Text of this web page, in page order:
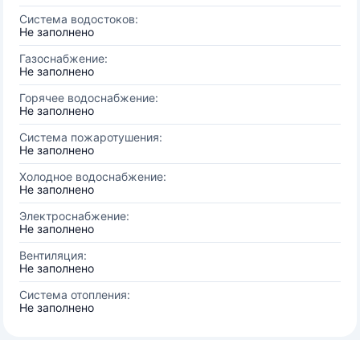
Система водостоков:
Не заполнено
Газоснабжение:
Не заполнено
Горячее водоснабжение:
Не заполнено
Система пожаротушения:
Не заполнено
Холодное водоснабжение:
Не заполнено
Электроснабжение:
Не заполнено
Вентиляция:
Не заполнено
Система отопления:
Не заполнено